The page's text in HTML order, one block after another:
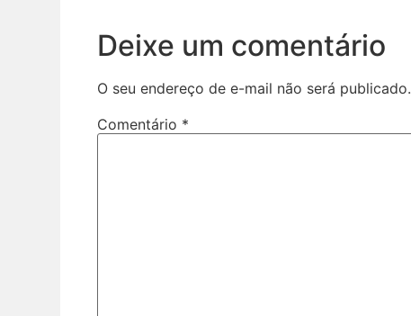
Deixe um comentário
O seu endereço de e-mail não será publicado.
Comentário *